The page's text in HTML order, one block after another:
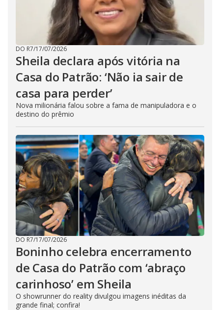
DO R7/17/07/2026
Sheila declara após vitória na
Casa do Patrão: ‘Não ia sair de
casa para perder’
Nova milionária falou sobre a fama de manipuladora e o
destino do prêmio
DO R7/17/07/2026
Boninho celebra encerramento
de Casa do Patrão com ‘abraço
carinhoso’ em Sheila
O showrunner do reality divulgou imagens inéditas da
grande final; confira!